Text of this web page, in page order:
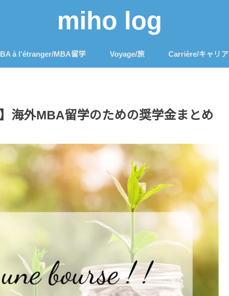
miho log
à l’étranger/MBA留学 Voyage/旅 Carrière/キャリア
海外MBA留学のための奨学金まとめ